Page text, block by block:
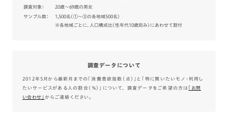
調査対象： 20歳～69歳の男女
サンプル数：
1,500名（①～③の各地域500名）
※各地域ごとに、人口構成比（性年代10歳刻み）にあわせて割付
調査データについて
2012年5月から最新月までの「消費意欲指数（点）」と「特に買いたいモノ・利用し
たいサービスがある人の割合（％）」について、 調査データをご希望の方は ｢お問
い合わせ｣ からご連絡ください。